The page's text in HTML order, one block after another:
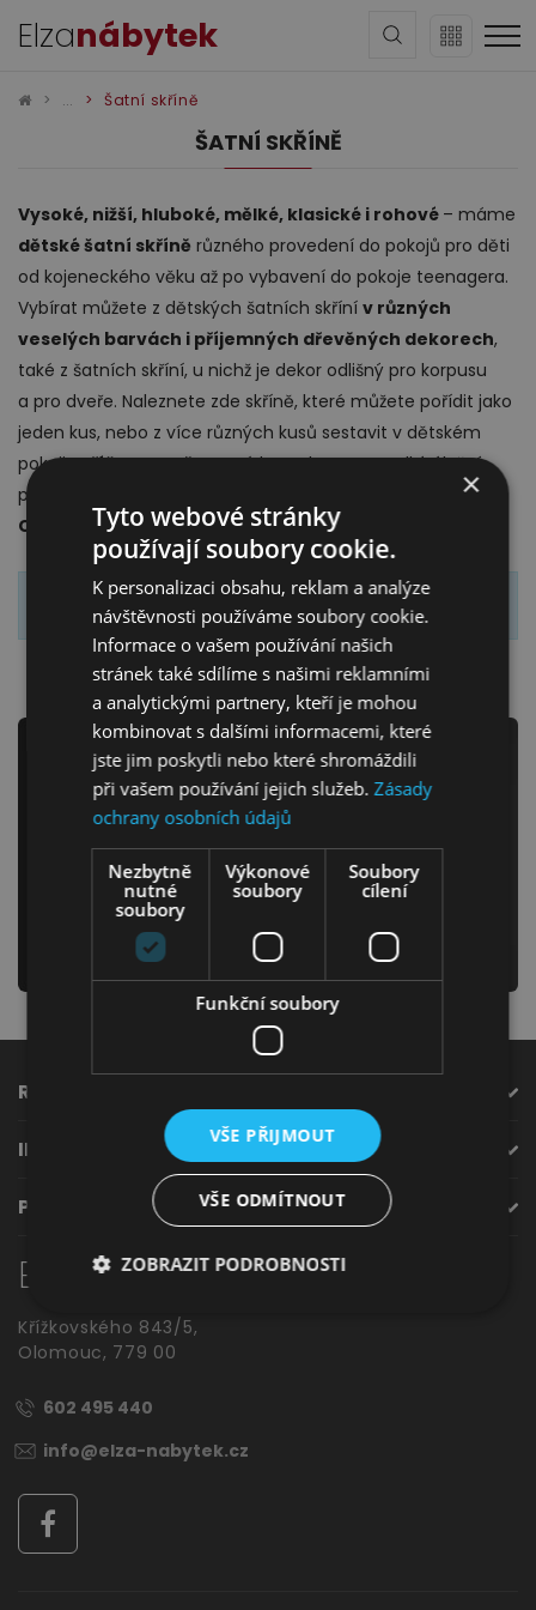
Elzanábytek
Sedací soupravy
Ložnice
Dětský nábytek
Jídelna
Šatní skříně
ŠATNÍ SKŘÍNĚ
Vysoké, nižší, hluboké, mělké, klasické i rohové – máme
dětské šatní skříně různého provedení do pokojů pro děti
od kojeneckého věku až po vybavení do pokoje teenagera.
Vybírat můžete z dětských šatních skříní v různých
veselých barvách i příjemných dřevěných dekorech,
také z šatních skříní, u nichž je dekor odlišný pro korpusu
a pro dveře. Naleznete zde skříně, které můžete pořídit jako
jeden kus, nebo z více různých kusů sestavit v dětském
pokojiskříňovou stěnua získat tak opravu velký úložný
prostor.
Celý text
Seznam výsledků je prázdný.
Newsletter
Odebírejte náš newsletter
a už nikdy Vám neunikne žádná novinka či akce!
ROZCESTNÍK
INFORMACE
PODPORA
Elza nábytek
Křížkovského 843/5,
Olomouc, 779 00
602 495 440
info@elza-nabytek.cz
×
Tyto webové stránky
používají soubory cookie.
K personalizaci obsahu, reklam a analýze
návštěvnosti používáme soubory cookie.
Informace o vašem používání našich
stránek také sdílíme s našimi reklamními
a analytickými partnery, kteří je mohou
kombinovat s dalšími informacemi, které
jste jim poskytli nebo které shromáždili
při vašem používání jejich služeb.Zásady
ochrany osobních údajů
Nezbytně
nutné
soubory
Výkonové
soubory
Soubory
cílení
Funkční soubory
VŠE PŘIJMOUT
VŠE ODMÍTNOUT
ZOBRAZIT PODROBNOSTI